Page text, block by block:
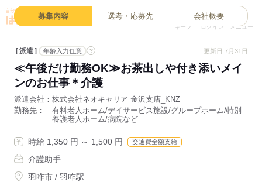
キープ ログイン メニュー
募集内容 選考・応募先 会社概要
派遣 年齢入力任意 ? 更新日:7月31日
≪午後だけ勤務OK≫お茶出しや付き添いメイ
ンのお仕事＊介護
派遣会社
株式会社ネオキャリア 金沢支店_KNZ
勤務先
有料老人ホーム/デイサービス施設/グループホーム/特別
養護老人ホーム/病院など
時給 1,350 円 ～ 1,500 円 交通費全額支給
介護助手
羽咋市 / 羽咋駅